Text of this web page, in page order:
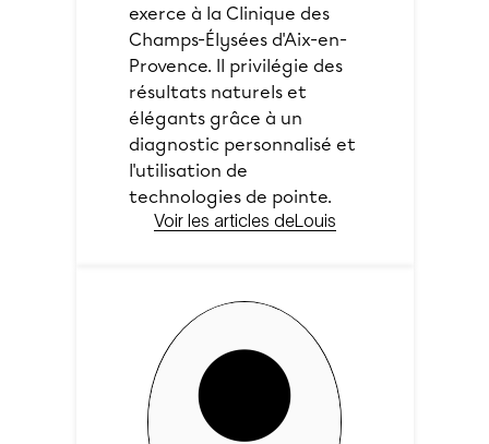
exerce à la Clinique des
Champs-Élysées d'Aix-en-
Provence. Il privilégie des
résultats naturels et
élégants grâce à un
diagnostic personnalisé et
l'utilisation de
technologies de pointe.
Voir les articles deLouis